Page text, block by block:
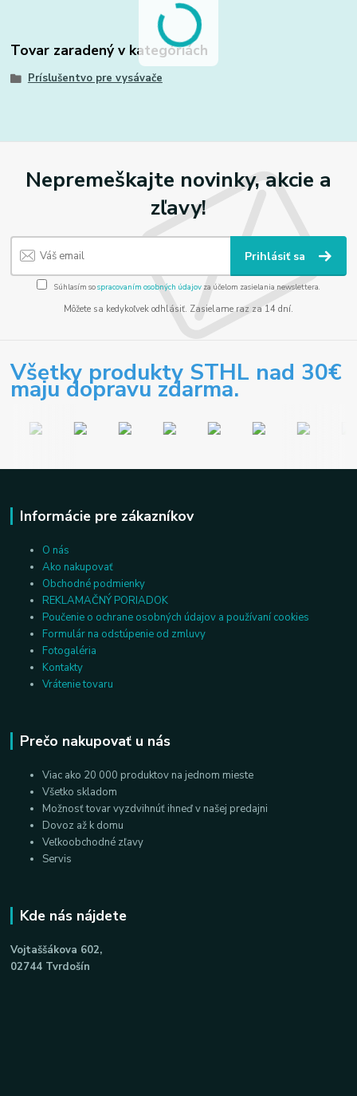
Tovar zaradený v kategóriách
Príslušentvo pre vysávače
Nepremeškajte novinky, akcie a
zľavy!
Prihlásiť sa
Súhlasím sospracovaním osobných údajov za účelom zasielania newslettera.
Môžete sa kedykoľvek odhlásiť. Zasielame raz za 14 dní.
Všetky produkty STHL nad 30€
maju dopravu zdarma.
Informácie pre zákazníkov
O nás
Ako nakupovať
Obchodné podmienky
REKLAMAČNÝ PORIADOK
Poučenie o ochrane osobných údajov a používaní cookies
Formulár na odstúpenie od zmluvy
Fotogaléria
Kontakty
Vrátenie tovaru
Prečo nakupovať u nás
Viac ako 20 000 produktov na jednom mieste
Všetko skladom
Možnosť tovar vyzdvihnúť ihneď v našej predajni
Dovoz až k domu
Veľkoobchodné zľavy
Servis
Kde nás nájdete
Vojtaššákova 602,
02744 Tvrdošín